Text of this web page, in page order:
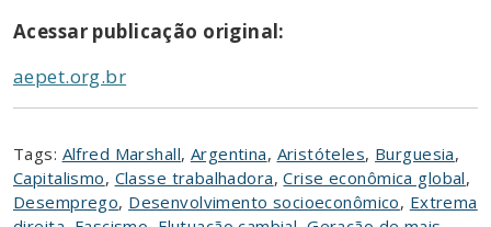
Acessar publicação original:
aepet.org.br
Tags: Alfred Marshall, Argentina, Aristóteles, Burguesia,
Capitalismo, Classe trabalhadora,Crise econômica global,
Desemprego, Desenvolvimento socioeconômico, Extrema